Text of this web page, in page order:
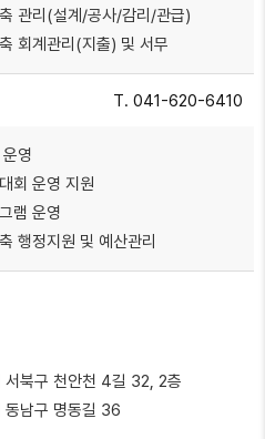
관리(설계/공사/감리/관급)
회계관리(지출) 및 서무
T. 041-620-6410
영
회 운영 지원
램 운영
행정지원 및 예산관리
서북구 천안천 4길 32, 2층
동남구 명동길 36